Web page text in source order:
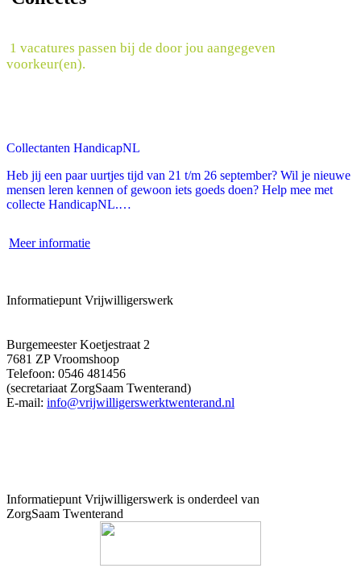
1 vacatures passen bij de door jou aangegeven
voorkeur(en).
Collectanten HandicapNL
Heb jij een paar uurtjes tijd van 21 t/m 26 september? Wil je nieuwe
mensen leren kennen of gewoon iets goeds doen? Help mee met
collecte HandicapNL.…
Meer informatie
Informatiepunt Vrijwilligerswerk
Burgemeester Koetjestraat 2
7681 ZP Vroomshoop
Telefoon: 0546 481456
(secretariaat ZorgSaam Twenterand)
E-mail: info@vrijwilligerswerktwenterand.nl
Informatiepunt Vrijwilligerswerk is onderdeel van
ZorgSaam Twenterand